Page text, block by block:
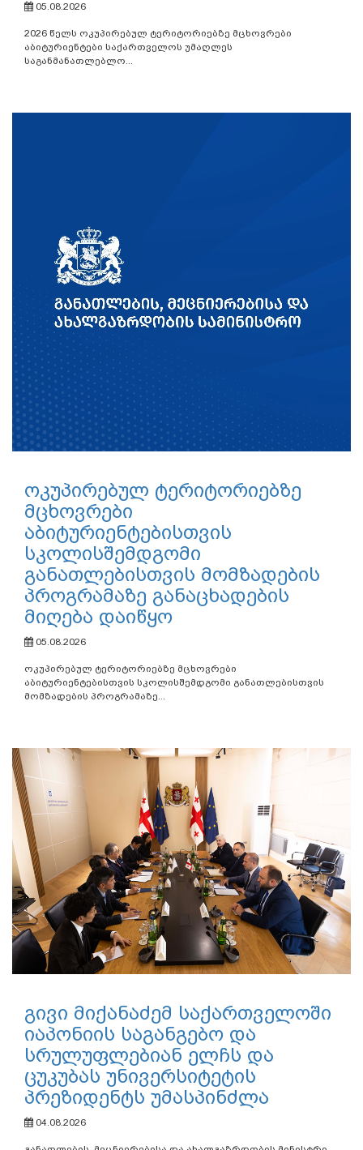
05.08.2026
2026 წელს ოკუპირებულ ტერიტორიებზე მცხოვრები
აბიტურიენტები საქართველოს უმაღლეს
საგანმანათლებლო...
ოკუპირებულ ტერიტორიებზე
მცხოვრები
აბიტურიენტებისთვის
სკოლისშემდგომი
განათლებისთვის მომზადების
პროგრამაზე განაცხადების
მიღება დაიწყო
05.08.2026
ოკუპირებულ ტერიტორიებზე მცხოვრები
აბიტურიენტებისთვის სკოლისშემდგომი განათლებისთვის
მომზადების პროგრამაზე...
გივი მიქანაძემ საქართველოში
იაპონიის საგანგებო და
სრულუფლებიან ელჩს და
ცუკუბას უნივერსიტეტის
პრეზიდენტს უმასპინძლა
04.08.2026